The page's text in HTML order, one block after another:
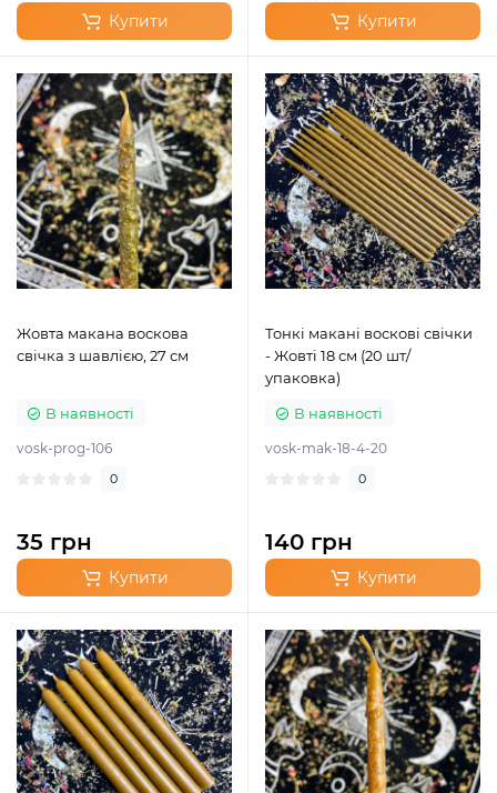
Купити Купити
Жовта макана воскова
свічка з шавлією, 27 см
В наявності
vosk-prog-106
0
35 грн
Купити
Тонкі макані воскові свічки
- Жовті 18 см (20 шт/
упаковка)
В наявності
vosk-mak-18-4-20
0
140 грн
Купити